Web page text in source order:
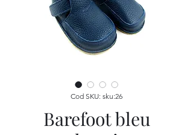
Cod SKU: sku:26
Barefoot bleu